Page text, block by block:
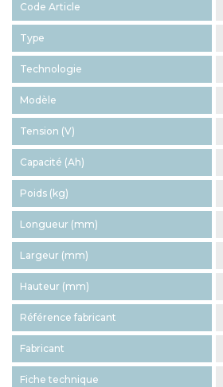
Code Article
Type
Technologie
Modèle
Tension (V)
Capacité (Ah)
Poids (kg)
Longueur (mm)
Largeur (mm)
Hauteur (mm)
Référence fabricant
Fabricant
Fiche technique